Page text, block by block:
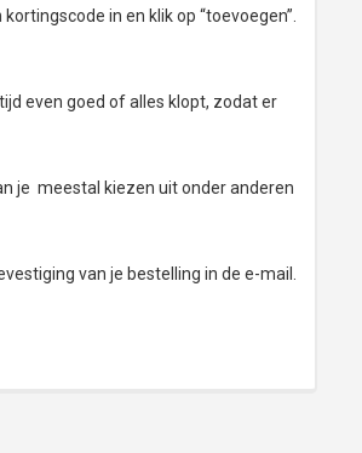
in en klik op “toevoegen”.
even goed of alles klopt, zodat er
je meestal kiezen uit onder anderen
van je bestelling in de e-mail.